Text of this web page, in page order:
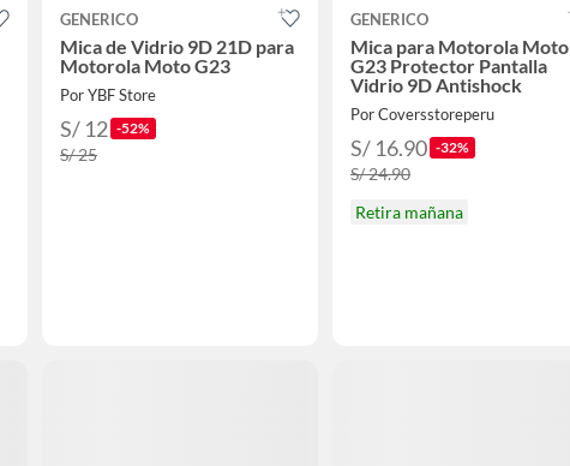
GENERICO
Mica de Vidrio 9D 21D para
Motorola Moto G23
Por YBF Store
S/ 12 -52%
S/ 25
GENERICO
Mica para Motorola Moto
G23 Protector Pantalla
Vidrio 9D Antishock
Por Coversstoreperu
S/ 16.90 -32%
S/ 24.90
Retira mañana